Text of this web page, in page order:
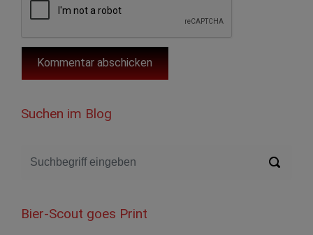
Suchen im Blog
Bier-Scout goes Print